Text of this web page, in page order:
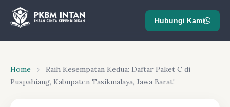
Hubungi Kami
Home ›
Raih Kesempatan Kedua: Daftar Paket C di
Puspahiang, Kabupaten Tasikmalaya, Jawa Barat!